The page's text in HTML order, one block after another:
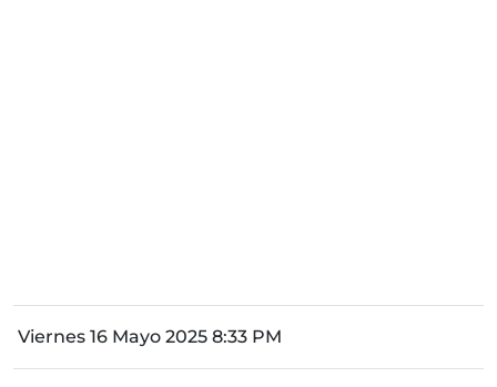
Viernes 16 Mayo 2025 8:33 PM